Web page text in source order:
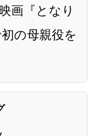
画『となり
の母親役を